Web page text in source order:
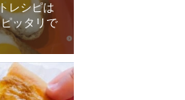
レシピは
ッタリで